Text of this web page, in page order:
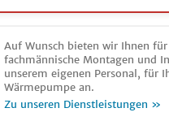
Auf Wunsch bieten wir Ihnen für
fachmännische Montagen und
unserem eigenen Personal, für
Wärmepumpe an.
Zu unseren Dienstleistungen »